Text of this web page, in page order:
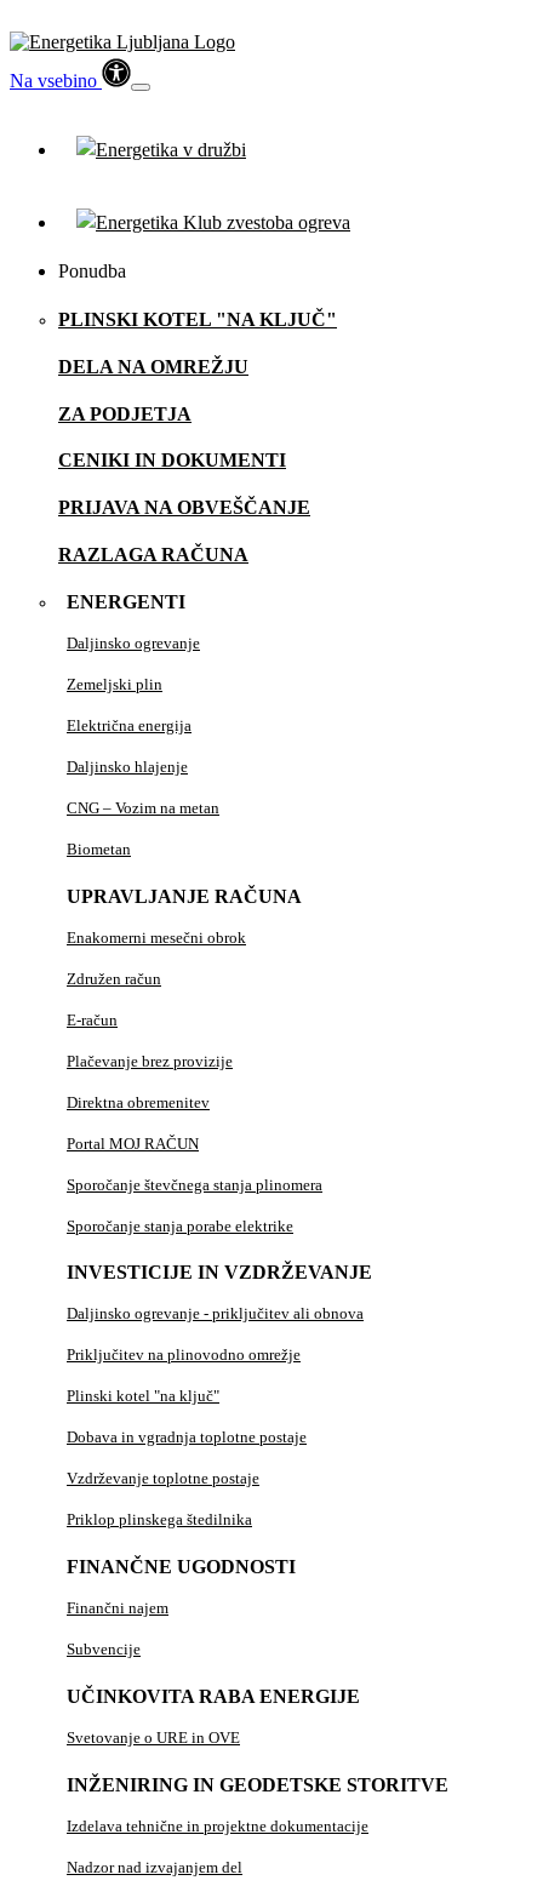
Na vsebino
Ponudba
PLINSKI KOTEL "NA KLJUČ"
DELA NA OMREŽJU
ZA PODJETJA
CENIKI IN DOKUMENTI
PRIJAVA NA OBVEŠČANJE
RAZLAGA RAČUNA
ENERGENTI
Daljinsko ogrevanje
Zemeljski plin
Električna energija
Daljinsko hlajenje
CNG – Vozim na metan
Biometan
UPRAVLJANJE RAČUNA
Enakomerni mesečni obrok
Združen račun
E-račun
Plačevanje brez provizije
Direktna obremenitev
Portal MOJ RAČUN
Sporočanje števčnega stanja plinomera
Sporočanje stanja porabe elektrike
INVESTICIJE IN VZDRŽEVANJE
Daljinsko ogrevanje - priključitev ali obnova
Priključitev na plinovodno omrežje
Plinski kotel "na ključ"
Dobava in vgradnja toplotne postaje
Vzdrževanje toplotne postaje
Priklop plinskega štedilnika
FINANČNE UGODNOSTI
Finančni najem
Subvencije
UČINKOVITA RABA ENERGIJE
Svetovanje o URE in OVE
INŽENIRING IN GEODETSKE STORITVE
Izdelava tehnične in projektne dokumentacije
Nadzor nad izvajanjem del